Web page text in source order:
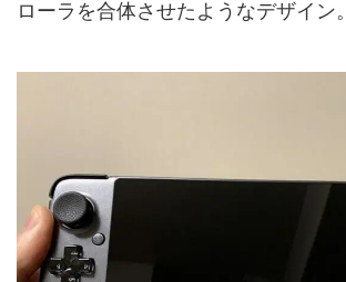
ローラを合体させたようなデザイン。